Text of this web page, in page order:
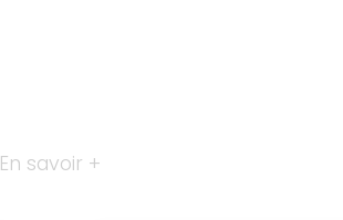
En savoir +